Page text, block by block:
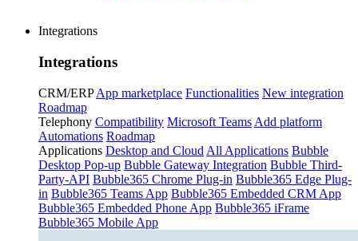
Integrations
Integrations
CRM/ERP App marketplace Functionalities New integration
Roadmap
Telephony Compatibility Microsoft Teams Add platform
Automations Roadmap
Applications Desktop and Cloud All Applications Bubble
Desktop Pop-up Bubble Gateway Integration Bubble Third-
Party-API Bubble365 Chrome Plug-in Bubble365 Edge Plug-
in Bubble365 Teams App Bubble365 Embedded CRM App
Bubble365 Embedded Phone App Bubble365 iFrame
Bubble365 Mobile App